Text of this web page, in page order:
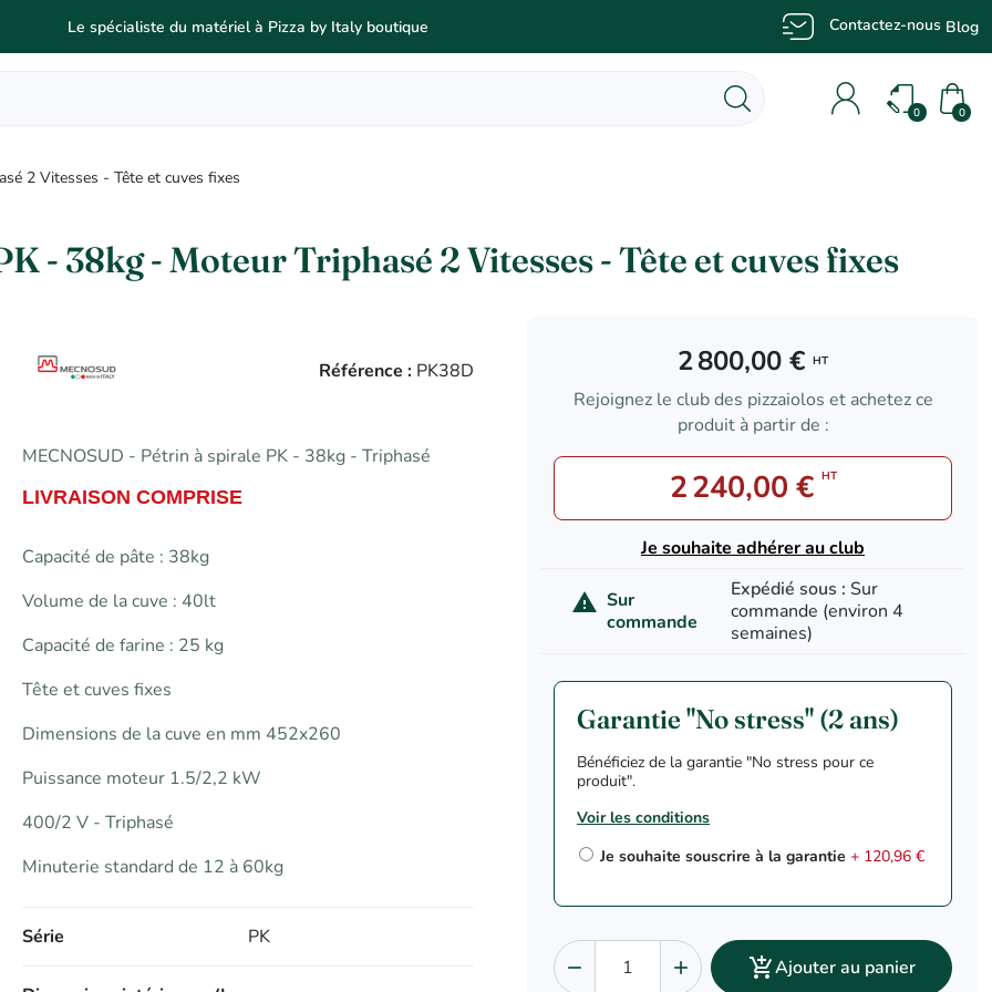
Le spécialiste du matériel à Pizza by Italy boutique Contactez-nous Blog
0 0
2 Vitesses - Tête et cuves fixes
- 38kg - Moteur Triphasé 2 Vitesses - Tête et cuves fixes
search
Référence : PK38D
MECNOSUD - Pétrin à spirale PK - 38kg - Triphasé
LIVRAISON COMPRISE
Capacité de pâte : 38kg
Volume de la cuve : 40lt
Capacité de farine : 25 kg
Tête et cuves fixes
Dimensions de la cuve en mm 452x260
Puissance moteur 1.5/2,2 kW
400/2 V - Triphasé
Minuterie standard de 12 à 60kg
Série PK
2 800,00 € HT
Rejoignez le club des pizzaiolos et achetez ce
produit à partir de :
2 240,00 € HT
Je souhaite adhérer au club
 Sur
commande
Expédié sous : Sur
commande (environ 4
semaines)
Garantie "No stress" (2 ans)
Bénéficiez de la garantie "No stress pour ce
produit".
Voir les conditions
Je souhaite souscrire à la garantie + 120,96 €
  Ajouter au panier